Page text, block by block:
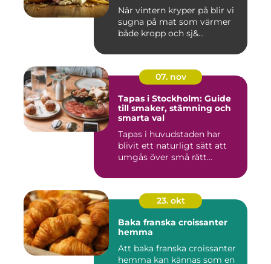
När vintern kryper på blir vi
sugna på mat som värmer
både kropp och sj&...
07. nov
Tapas i Stockholm: Guide
till smaker, stämning och
smarta val
Tapas i huvudstaden har
blivit ett naturligt sätt att
umgås över små rätt...
23. okt
Baka franska croissanter
hemma
Att baka franska croissanter
hemma kan kännas som en